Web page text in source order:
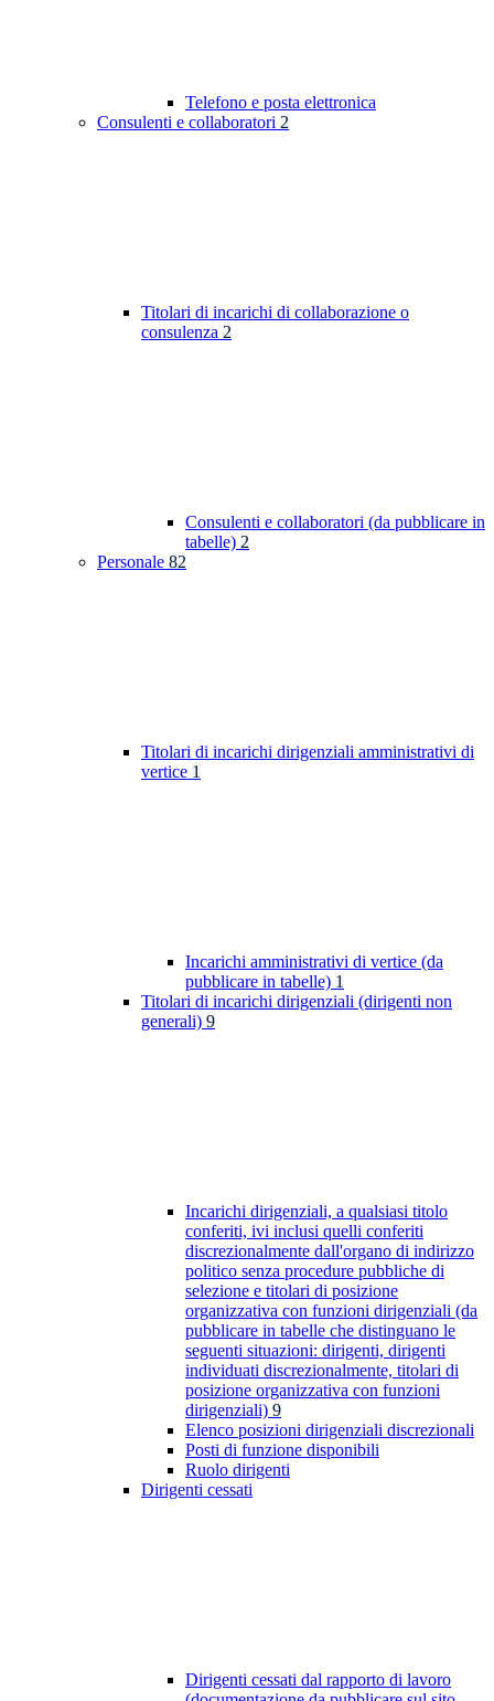
Telefono e posta elettronica
Consulenti e collaboratori 2
Titolari di incarichi di collaborazione o
consulenza 2
Consulenti e collaboratori (da pubblicare in
tabelle) 2
Personale 82
Titolari di incarichi dirigenziali amministrativi di
vertice 1
Incarichi amministrativi di vertice (da
pubblicare in tabelle) 1
Titolari di incarichi dirigenziali (dirigenti non
generali) 9
Incarichi dirigenziali, a qualsiasi titolo
conferiti, ivi inclusi quelli conferiti
discrezionalmente dall'organo di indirizzo
politico senza procedure pubbliche di
selezione e titolari di posizione
organizzativa con funzioni dirigenziali (da
pubblicare in tabelle che distinguano le
seguenti situazioni: dirigenti, dirigenti
individuati discrezionalmente, titolari di
posizione organizzativa con funzioni
dirigenziali) 9
Elenco posizioni dirigenziali discrezionali
Posti di funzione disponibili
Ruolo dirigenti
Dirigenti cessati
Dirigenti cessati dal rapporto di lavoro